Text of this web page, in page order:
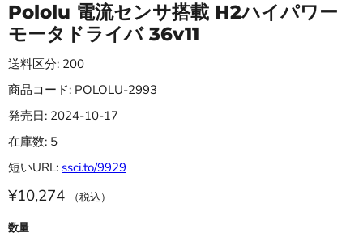
Pololu 電流センサ搭載 H2ハイパワー
モータドライバ 36v11
送料区分: 200
商品コード: POLOLU-2993
発売日: 2024-10-17
在庫数: 5
短いURL: ssci.to/9929
¥10,274 （税込）
数量